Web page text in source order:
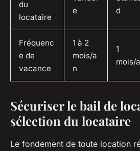
du
locataire
e
d
Fréquenc
e de
vacance
1 à 2
mois/a
n
1
mois/
Sécuriser le bail de
sélection du locataire
Le fondement de toute location